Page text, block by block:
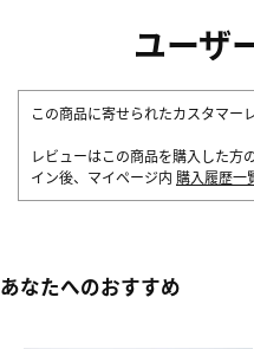
ユーザ
この商品に寄せられたカスタマー
レビューはこの商品を購入した方
イン後、マイページ内 購入履歴一
あなたへのおすすめ